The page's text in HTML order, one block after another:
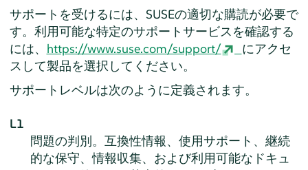
サポートを受けるには、SUSEの適切な購読が必要で
す。利用可能な特定のサポートサービスを確認する
には、 https://www.suse.com/support/
にアクセ
スして製品を選択してください。
サポートレベルは次のように定義されます。
L1
問題の判別。互換性情報、使用サポート、継続
的な保守、情報収集、および利用可能なドキュ